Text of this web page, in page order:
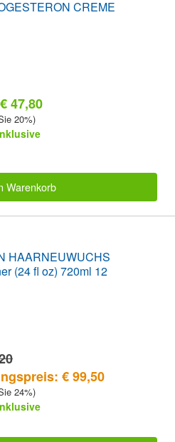
CREME
47,80
20%)
Warenkorb
HAARNEUWUCHS
12
€ 99,50
24%)